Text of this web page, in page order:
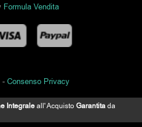
Formula Vendita
- Consenso Privacy
Integraleall' AcquistoGarantitada